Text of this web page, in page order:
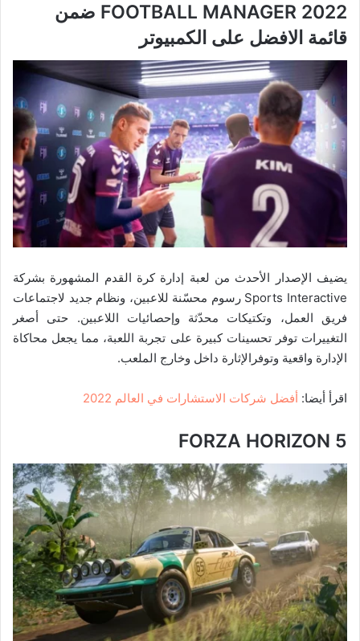
FOOTBALL MANAGER 2022 ضمن
قائمة الافضل على الكمبيوتر
يضيف الإصدار الأحدث من لعبة إدارة كرة القدم المشهورة بشركة
Sports Interactive رسوم محسّنة للاعبين، ونظام جديد لاجتماعات
فريق العمل، وتكتيكات محدّثة وإحصائيات اللاعبين. حتى أصغر
التغييرات توفر تحسينات كبيرة على تجربة اللعبة، مما يجعل محاكاة
الإدارة واقعية وتوفرالإثارة داخل وخارج الملعب.
اقرأ أيضا: أفضل شركات الاستشارات في العالم 2022
FORZA HORIZON 5